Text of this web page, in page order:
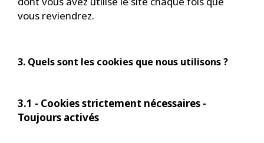
vous reviendrez.
3. Quels sont les cookies que nous utilisons ?
3.1 - Cookies strictement nécessaires -
Toujours activés